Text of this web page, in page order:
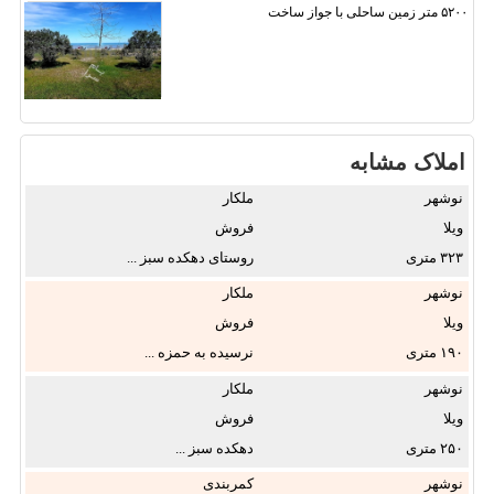
۵۲۰۰ متر زمین ساحلی با جواز ساخت
املاک مشابه
نوشهر
ملکار
ویلا
فروش
۳۲۳
روستای دهکده سبز ...
نوشهر
ملکار
ویلا
فروش
۱۹۰
نرسیده به حمزه ...
نوشهر
ملکار
ویلا
فروش
۲۵۰
دهکده سبز ...
نوشهر کمربندی